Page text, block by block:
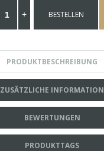
BESTELLEN
PRODUKTBESCHREIBUNG
ZUSÄTZLICHE INFORMATION
BEWERTUNGEN
PRODUKTTAGS